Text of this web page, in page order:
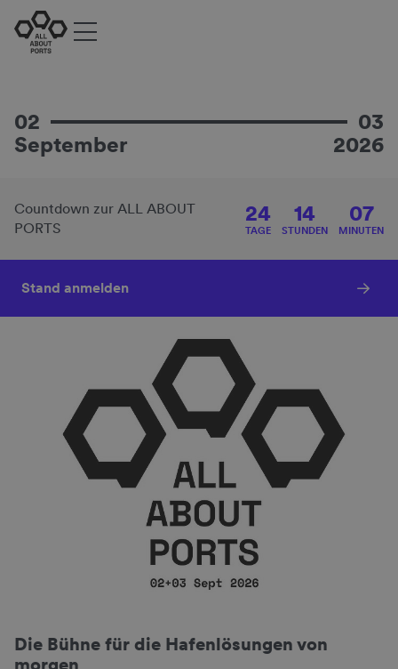
ALL ABOUT PORTS
ganzheitliche Hafenlösungen
LogiNext Germany
Zur LogiNext Germany
02
03
September
2026
Countdown zur ALL ABOUT
PORTS
24
TAGE
14
STUNDEN
07
MINUTEN
Stand anmelden
Die Bühne für die Hafenlösungen von
morgen